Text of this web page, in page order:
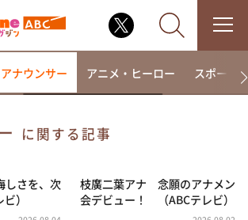
ですけど・・・
アナウンサー アニメ・ヒーロー スポーツ
に関する記事
さを、次
）
枝廣二葉アナ 念願のアナメン
会デビュー！ （ABCテレビ）